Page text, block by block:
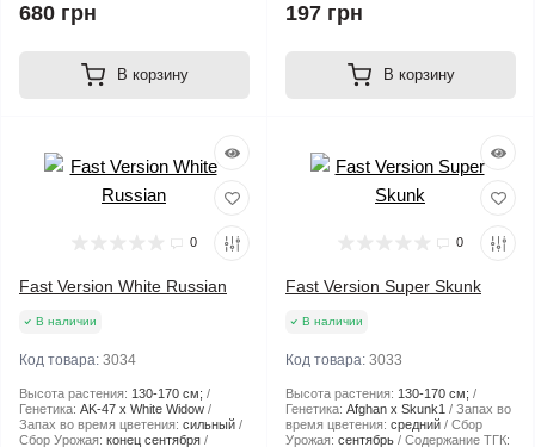
680 грн
В корзину
197 грн
В корзину
0
Fast Version White Russian
В наличии
Код товара: 3034
Высота растения: 130-170 см;
Генетика: AK-47 x White Widow
Запах во время цветения: сильный
Сбор Урожая: конец сентября
0
Fast Version Super Skunk
В наличии
Код товара: 3033
Высота растения: 130-170 см;
Генетика: Afghan x Skunk1
Запах во
время цветения: средний
Сбор
Урожая: сентябрь Содержание ТГК: